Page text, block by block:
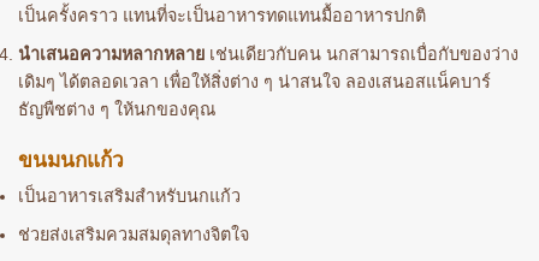
เป็นครั้งคราว แทนที่จะเป็นอาหารทดแทนมื้ออาหารปกติ
นำเสนอความหลากหลาย เช่นเดียวกับคน นกสามารถเบื่อกับของว่าง
เดิมๆ ได้ตลอดเวลา เพื่อให้สิ่งต่าง ๆ น่าสนใจ ลองเสนอสแน็คบาร์
ธัญพืชต่าง ๆ ให้นกของคุณ
ขนมนกแก้ว
เป็นอาหารเสริมสำหรับนกแก้ว
ช่วยส่งเสริมควมสมดุลทางจิตใจ